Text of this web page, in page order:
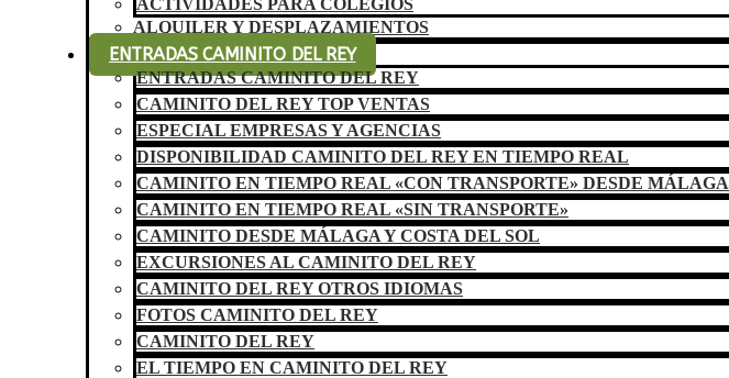
ALQUILER Y DESPLAZAMIENTOS
ENTRADAS CAMINITO DEL REY
ENTRADAS CAMINITO DEL REY
CAMINITO DEL REY TOP VENTAS
ESPECIAL EMPRESAS Y AGENCIAS
DISPONIBILIDAD CAMINITO DEL REY EN TIEMPO REAL
CAMINITO EN TIEMPO REAL «CON TRANSPORTE» DESDE MÁLAGA
CAMINITO EN TIEMPO REAL «SIN TRANSPORTE»
CAMINITO DESDE MÁLAGA Y COSTA DEL SOL
EXCURSIONES AL CAMINITO DEL REY
CAMINITO DEL REY OTROS IDIOMAS
FOTOS CAMINITO DEL REY
CAMINITO DEL REY
EL TIEMPO EN CAMINITO DEL REY